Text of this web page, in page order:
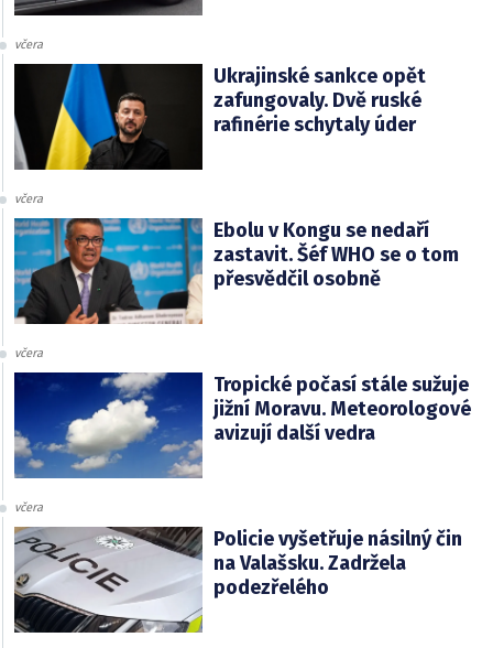
včera
Ukrajinské sankce opět
zafungovaly. Dvě ruské
rafinérie schytaly úder
včera
Ebolu v Kongu se nedaří
zastavit. Šéf WHO se o tom
přesvědčil osobně
včera
Tropické počasí stále sužuje
jižní Moravu. Meteorologové
avizují další vedra
včera
Policie vyšetřuje násilný čin
na Valašsku. Zadržela
podezřelého